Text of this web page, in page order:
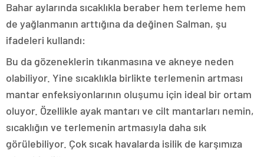
Bahar aylarında sıcaklıkla beraber hem terleme hem
de yağlanmanın arttığına da değinen Salman, şu
ifadeleri kullandı:
Bu da gözeneklerin tıkanmasına ve akneye neden
olabiliyor. Yine sıcaklıkla birlikte terlemenin artması
mantar enfeksiyonlarının oluşumu için ideal bir ortam
oluyor. Özellikle ayak mantarı ve cilt mantarları nemin,
sıcaklığın ve terlemenin artmasıyla daha sık
görülebiliyor. Çok sıcak havalarda isilik de karşımıza